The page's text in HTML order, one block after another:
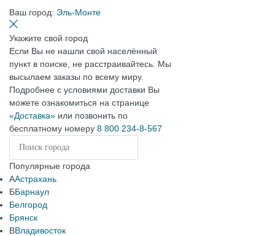
Ваш город: Эль-Монте
Укажите свой город
Если Вы не нашли свой населённый
пункт в поиске, не расстраивайтесь. Мы
высылаем заказы по всему миру.
Подробнее с условиями доставки Вы
можете ознакомиться на странице
«Доставка» или позвонить по
бесплатному номеру 8 800 234-8-567
Популярные города
ААстрахань
ББарнаул
Белгород
Брянск
ВВладивосток